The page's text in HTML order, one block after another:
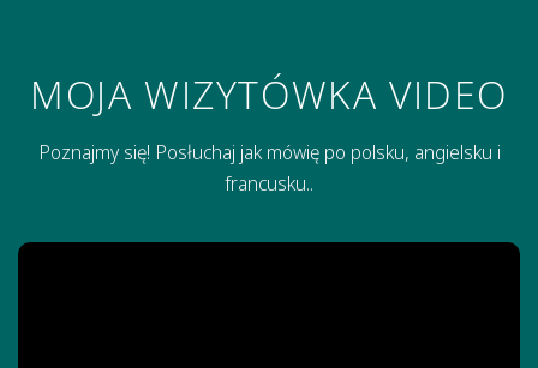
MOJA WIZYTÓWKA VIDEO
Poznajmy się! Posłuchaj jak mówię po polsku, angielsku i
francusku..